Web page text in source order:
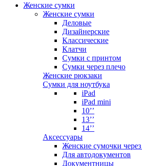
Женские сумки
Женские сумки
Деловые
Дизайнерские
Классические
Клатчи
Сумки с принтом
Сумки через плечо
Женские рюкзаки
Сумки для ноутбука
iPad
iPad mini
10’’
13’’
14’’
Аксессуары
Женские сумочки
Для автодокументов
Документницы